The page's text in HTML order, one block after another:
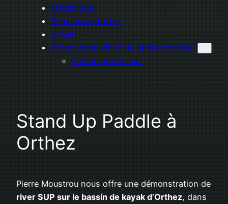
Mécanique
Sensations fortes
Urbain
Proposer sa vidéo de sport extrême !
Vidéos proposées
Stand Up Paddle à
Orthez
Pierre Moustrou nous offre une démonstration de
river SUP sur le bassin de kayak d’Orthez, dans